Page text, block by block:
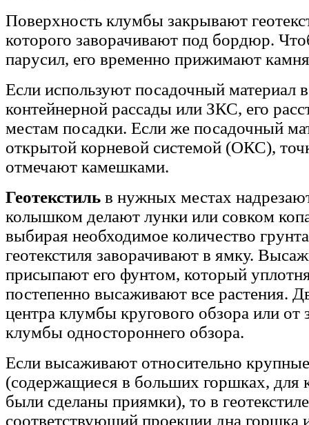
Поверхность клумбы закрывают
которого заворачивают под бордюр.
парусил, его временно прижимают
Если используют посадочный материал
контейнерной рассады или ЗКС, его
местам посадки. Если же посадочный
открытой корневой системой (ОКС),
отмечают камешками.
Геотекстиль в нужных местах
колышком делают лунки или совком
выбирая необходимое количество
геотекстиля заворачивают в ямку.
присыпают его фунтом, который
постепенно высаживают все растения.
центра клумбы кругового обзора или от
клумбы одностороннего обзора.
Если высаживают относительно
(содержащиеся в больших горшках, для
были сделаны приямки), то в
соответствующий проекции дна